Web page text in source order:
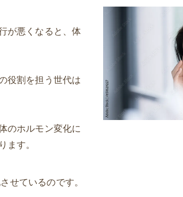
が悪くなると、体
役割を担う世代は
のホルモン変化に
ます。
せているのです。